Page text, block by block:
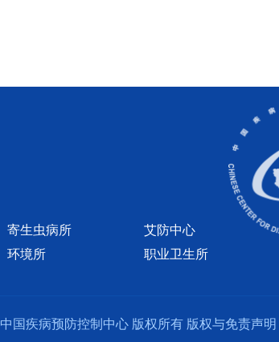
寄生虫病所
艾防中心
环境所
职业卫生所
中国疾病预防控制中心 版权所有 版权与免责声明